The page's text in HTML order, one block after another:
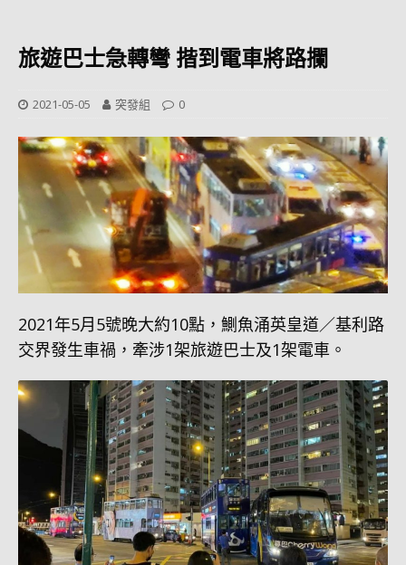
旅遊巴士急轉彎 揩到電車將路攔
2021-05-05 突發組 0
2021年5月5號晚大約10點，鰂魚涌英皇道／基利路
交界發生車禍，牽涉1架旅遊巴士及1架電車。